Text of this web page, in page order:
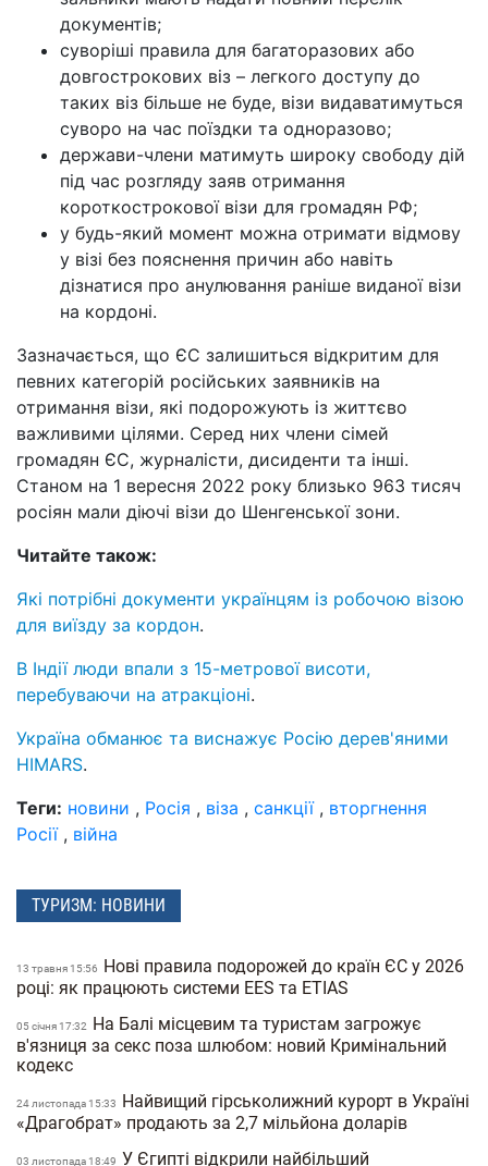
документів;
суворіші правила для багаторазових або
довгострокових віз – легкого доступу до
таких віз більше не буде, візи видаватимуться
суворо на час поїздки та одноразово;
держави-члени матимуть широку свободу дій
під час розгляду заяв отримання
короткострокової візи для громадян РФ;
у будь-який момент можна отримати відмову
у візі без пояснення причин або навіть
дізнатися про анулювання раніше виданої візи
на кордоні.
Зазначається, що ЄС залишиться відкритим для
певних категорій російських заявників на
отримання візи, які подорожують із життєво
важливими цілями. Серед них члени сімей
громадян ЄС, журналісти, дисиденти та інші.
Станом на 1 вересня 2022 року близько 963 тисяч
росіян мали діючі візи до Шенгенської зони.
Читайте також:
Які потрібні документи українцям із робочою візою
для виїзду за кордон.
В Індії люди впали з 15-метрової висоти,
перебуваючи на атракціоні.
Україна обманює та виснажує Росію дерев'яними
HIMARS.
Теги: новини , Росія , віза , санкції, вторгнення
Росії, війна
ТУРИЗМ: НОВИНИ
13 травня 15:56
Нові правила подорожей до країн ЄС у 2026
році: як працюють системи EES та ETIAS
05 сiчня 17:32
На Балі місцевим та туристам загрожує
в'язниця за секс поза шлюбом: новий Кримінальний
кодекс
24 листопада 15:33
Найвищий гірськолижний курорт в Україні
«Драгобрат» продають за 2,7 мільйона доларів
03 листопада 18:49 У Єгипті відкрили найбільший